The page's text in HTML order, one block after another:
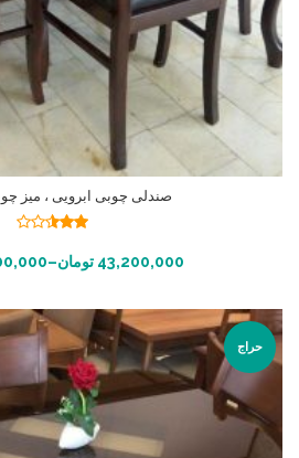
صندلی چوبی ابرویی ، میز
از 5
43,200,000 تومان–
انتخاب گزینه ها
حراج